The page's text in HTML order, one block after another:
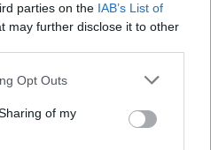
parties on the IAB’s List of
may further disclose it to other
Opt Outs
of my
ΤΗΝ ΚΑΤΗΓΟΡΊΑ